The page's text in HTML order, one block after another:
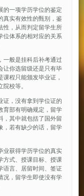
的一项学历学位的鉴定
真实有效性的甄别，鉴
性，从而判定留学生所
位体系的相对应的关系
一般是挂科后补考通过
让你选留级还是只有毕
程只能颁发毕业证，
校等。
证，没有拿到学位证的
育部有明确规定，留学
，其中就包括了国外留
，若有缺少的话，留学
业获得学历学位的真实
方式、授课目标、授课
语言、居留时间、签证
况，留学生即使没有学